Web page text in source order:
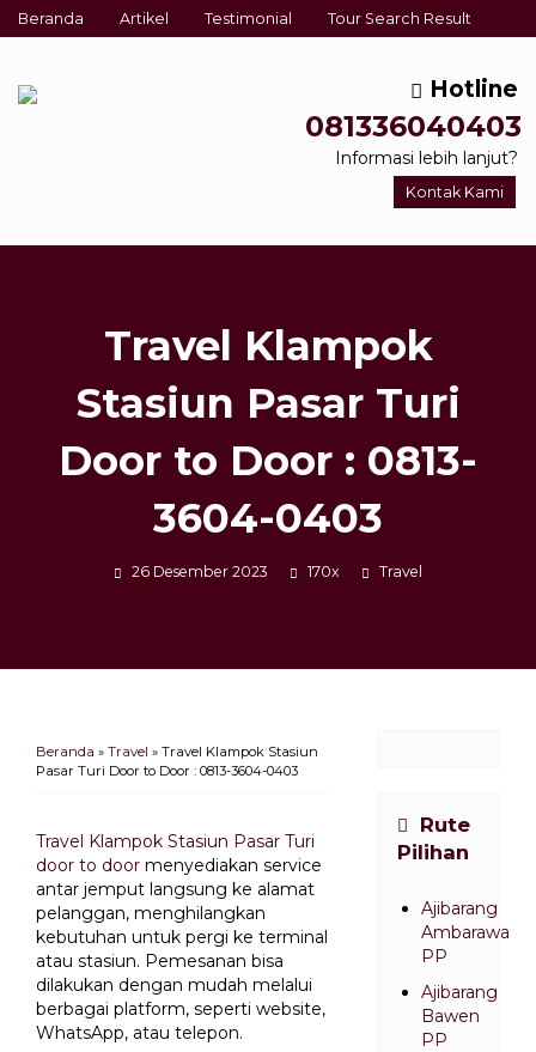
Beranda Artikel Testimonial Tour Search Result
Hotline
081336040403
Informasi lebih lanjut?
Kontak Kami
Travel Klampok
Stasiun Pasar Turi
Door to Door : 0813-
3604-0403
26 Desember 2023 170x Travel
Beranda » Travel » Travel Klampok Stasiun
Pasar Turi Door to Door : 0813-3604-0403
Travel Klampok Stasiun Pasar Turi
door to door menyediakan service
antar jemput langsung ke alamat
pelanggan, menghilangkan
kebutuhan untuk pergi ke terminal
atau stasiun. Pemesanan bisa
dilakukan dengan mudah melalui
berbagai platform, seperti website,
WhatsApp, atau telepon.
Rute
Pilihan
Ajibarang
Ambarawa
PP
Ajibarang
Bawen
PP